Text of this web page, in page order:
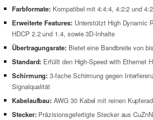
Farbformate: Kompatibel mit 4:4:4, 4:2:2 und
Erweiterte Features:Unterstützt High Dynamic
HDCP 2.2 und 1.4, sowie 3D-Inhalte
Übertragungsrate:Bietet eine Bandbreite von
Standard: Erfüllt den High-Speed with Ethernet
Schirmung: 3-fache Schirmung gegen
Signalqualität
Kabelaufbau: AWG 30 Kabel mit reinen
Stecker:Präzisionsgefertigte Stecker aus